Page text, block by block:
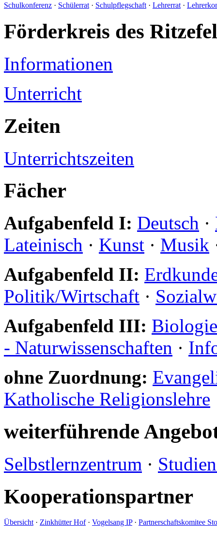
Schulkonferenz · Schülerrat · Schulpflegschaft · Lehrerrat ·
Förderkreis des
Informationen
Unterricht
Zeiten
Unterrichtszeiten
Fächer
Aufgabenfeld I: Deutsch ·
Lateinisch · Kunst · Musik
Aufgabenfeld II:
Politik/Wirtschaft ·
Aufgabenfeld III: Biologie
- Naturwissenschaften ·
ohne Zuordnung:
Katholische Religionslehre
weiterführende
Selbstlernzentrum ·
Kooperationspartner
Übersicht · Zinkhütter Hof· Vogelsang IP· Partnerschaftskomitee